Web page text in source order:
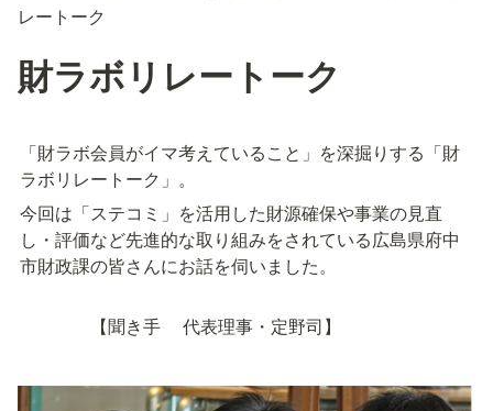
レートーク
財ラボリレートーク
「財ラボ会員がイマ考えていること」を深掘りする「財
ラボリレートーク」。
今回は「ステコミ」を活用した財源確保や事業の見直
し・評価など先進的な取り組みをされている広島県府中
市財政課の皆さんにお話を伺いました。
【聞き手　 代表理事・定野司】